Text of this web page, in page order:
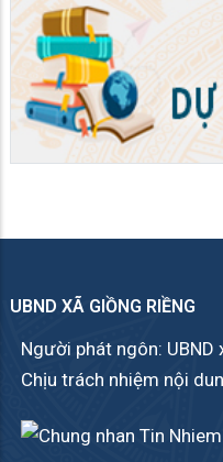
UBND XÃ GIỒNG RIỀNG
Người phát ngôn: UBND
Chịu trách nhiệm nội